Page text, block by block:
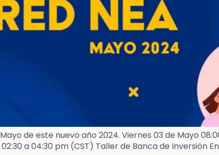
de este nuevo año 2024. Viernes 03 de Mayo
a 04:30 pm (CST) Taller de Banca de Inversión